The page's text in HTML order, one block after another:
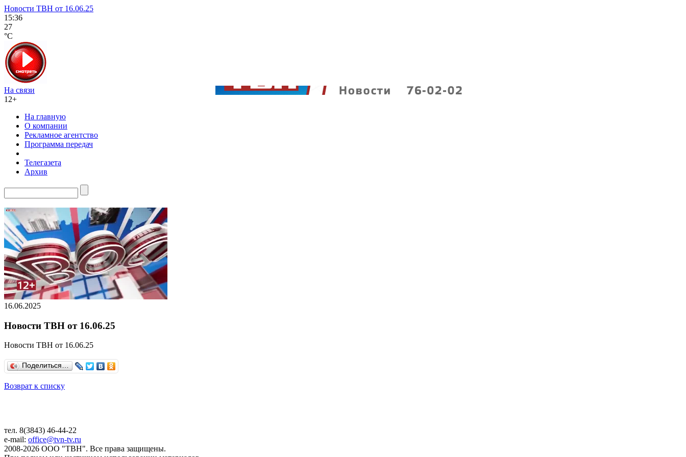
Новости ТВН от 16.06.25
15:36
27
°C
На связи
12+
На главную
О компании
Рекламное агентство
Программа передач
Телегазета
Архив
16.06.2025
Новости ТВН от 16.06.25
Новости ТВН от 16.06.25
Поделиться…
Возврат к списку
тел. 8(3843) 46-44-22
e-mail: office@tvn-tv.ru
2008-2026 ООО "ТВН". Все права защищены.